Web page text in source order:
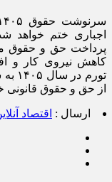
اجباری ختم خواهد
پرداخت حق و حقوق
کاهش نیروی کار و
از حق و حقوق قانونی
ارسال : اقتصاد